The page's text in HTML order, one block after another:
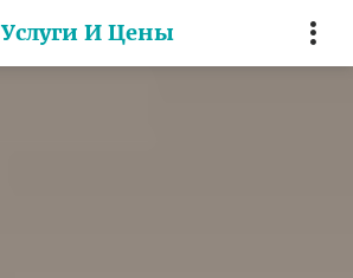
Услуги И Цены